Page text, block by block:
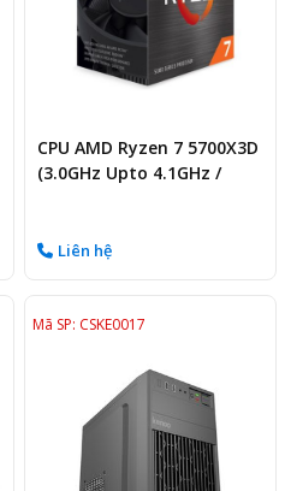
CPU AMD Ryzen 7 5700X3D
(3.0GHz Upto 4.1GHz /
AM4)Liên hệ
Mã SP: CSKE0017